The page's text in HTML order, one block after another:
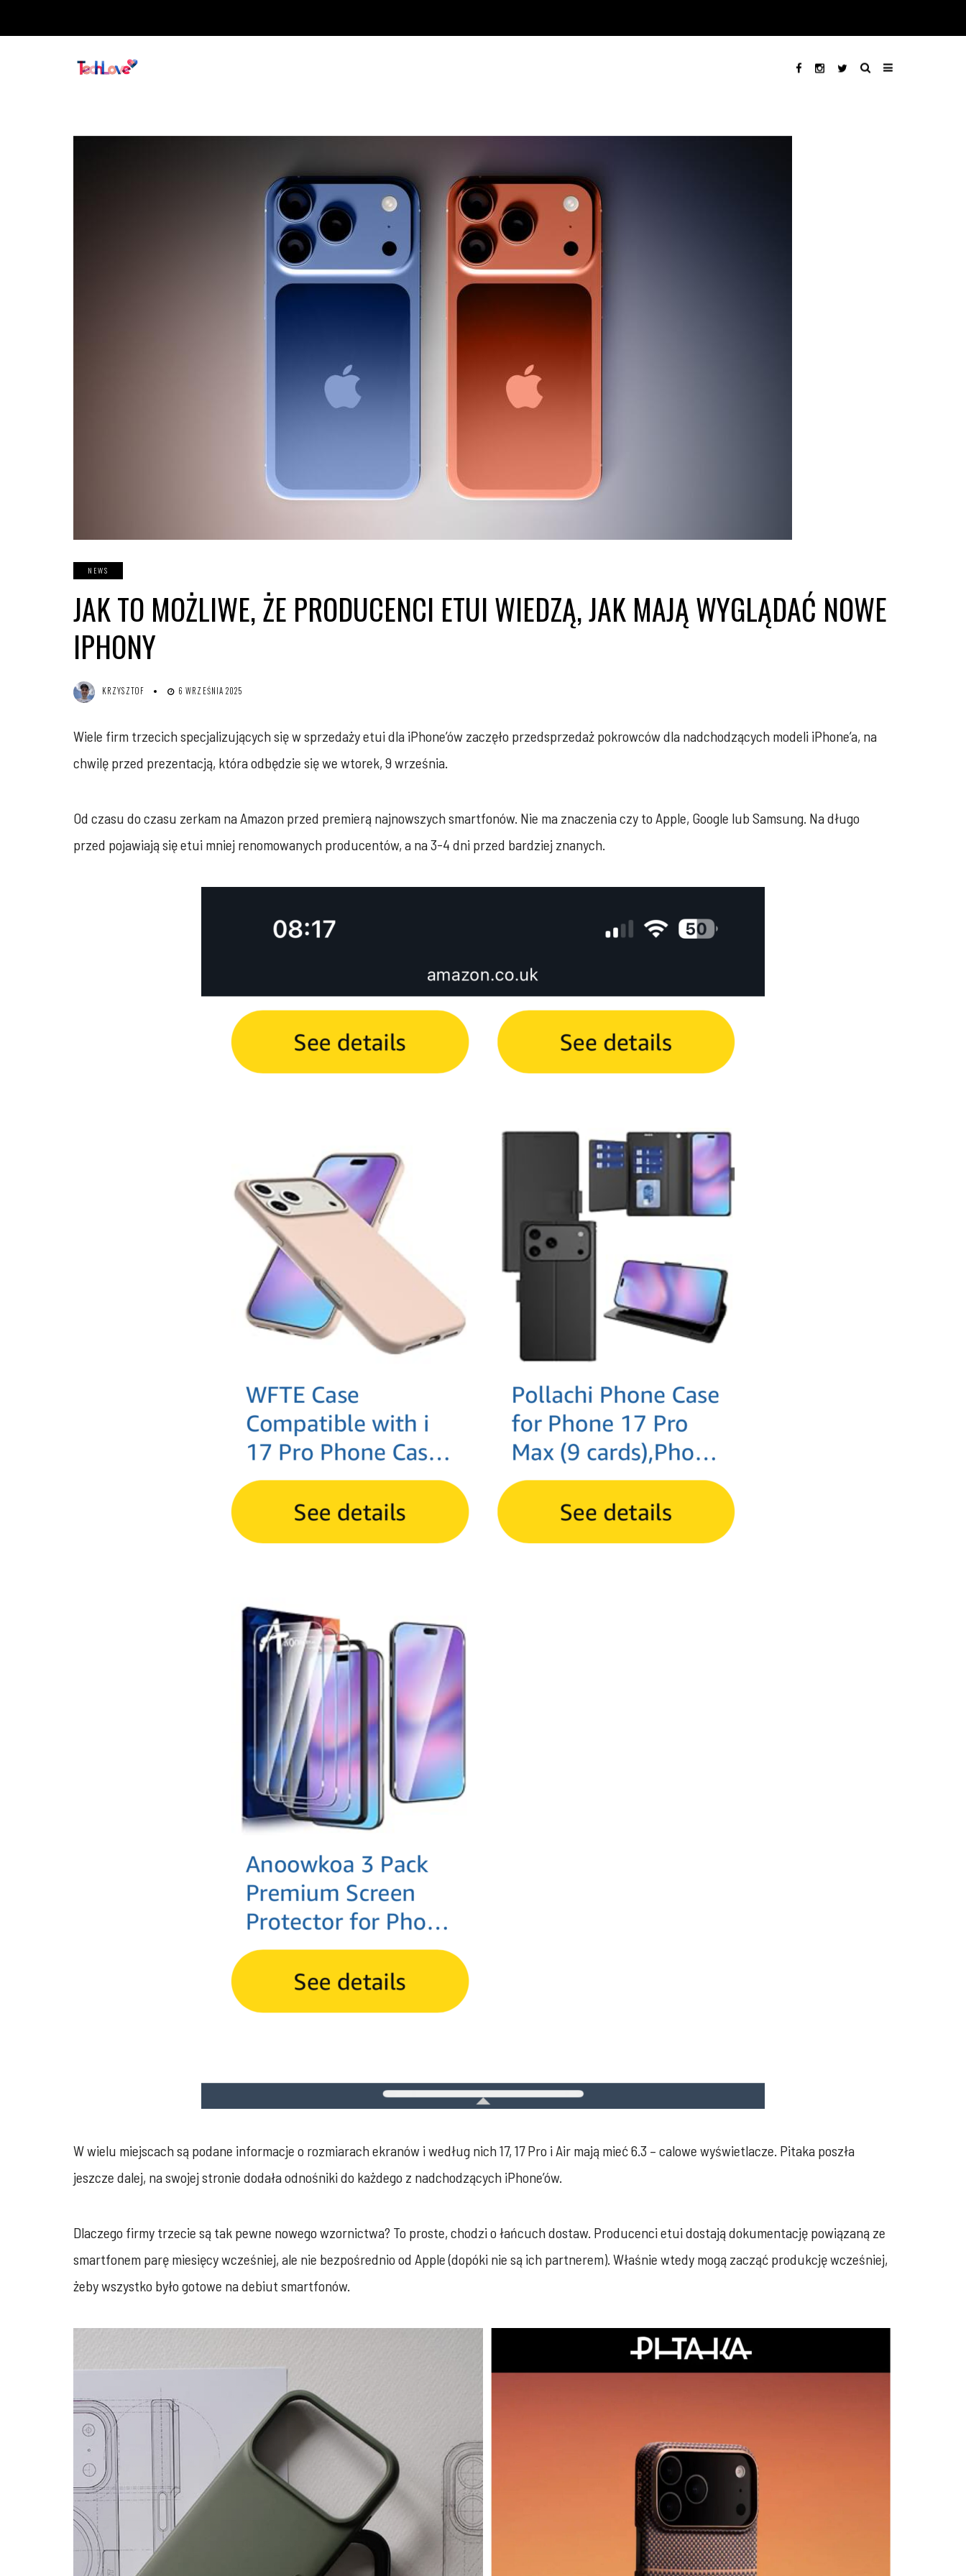
NEWS
JAK TO MOŻLIWE, ŻE PRODUCENCI ETUI WIEDZĄ, JAK MAJĄ WYGLĄDAĆ NOWE
IPHONY
KRZYSZTOF 6 WRZEŚNIA 2025
Wiele firm trzecich specjalizujących się w sprzedaży etui dla iPhone’ów zaczęło przedsprzedaż pokrowców dla nadchodzących modeli iPhone’a, na
chwilę przed prezentacją, która odbędzie się we wtorek, 9 września.
Od czasu do czasu zerkam na Amazon przed premierą najnowszych smartfonów. Nie ma znaczenia czy to Apple, Google lub Samsung. Na długo
przed pojawiają się etui mniej renomowanych producentów, a na 3-4 dni przed bardziej znanych.
W wielu miejscach są podane informacje o rozmiarach ekranów i według nich 17, 17 Pro i Air mają mieć 6.3 – calowe wyświetlacze. Pitaka poszła
jeszcze dalej, na swojej stronie dodała odnośniki do każdego z nadchodzących iPhone’ów.
Dlaczego firmy trzecie są tak pewne nowego wzornictwa? To proste, chodzi o łańcuch dostaw. Producenci etui dostają dokumentację powiązaną ze
smartfonem parę miesięcy wcześniej, ale nie bezpośrednio od Apple (dopóki nie są ich partnerem). Właśnie wtedy mogą zacząć produkcję wcześniej,
żeby wszystko było gotowe na debiut smartfonów.